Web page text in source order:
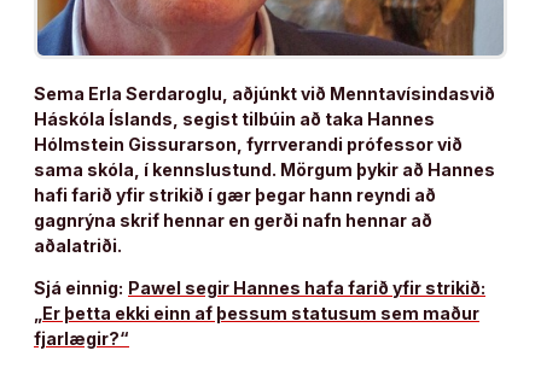
Sema Erla Serdaroglu, aðjúnkt við Menntavísindasvið
Háskóla Íslands, segist tilbúin að taka Hannes
Hólmstein Gissurarson, fyrrverandi prófessor við
sama skóla, í kennslustund. Mörgum þykir að Hannes
hafi farið yfir strikið í gær þegar hann reyndi að
gagnrýna skrif hennar en gerði nafn hennar að
aðalatriði.
Sjá einnig: Pawel segir Hannes hafa farið yfir strikið:
„Er þetta ekki einn af þessum statusum sem maður
fjarlægir?“